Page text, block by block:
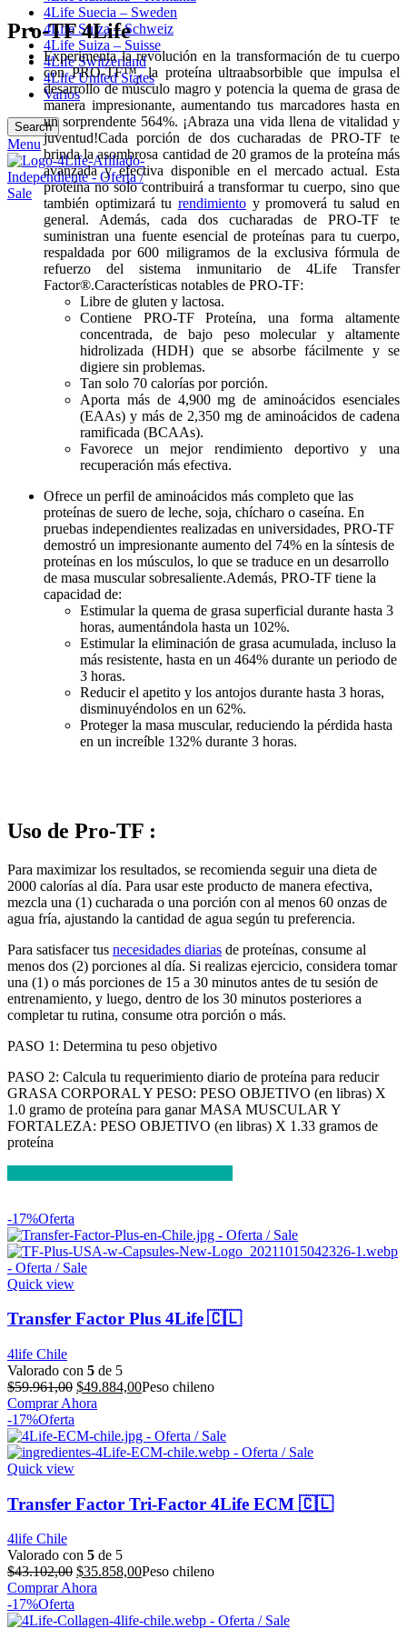
4Life Suecia – Sweden
4Life Suiza – Schweiz
4Life Suiza – Suisse
4Life Switzerland
4Life United States
Varios
Search
Menu
Pro-TF 4Life
Experimenta la revolución en la transformación de tu cuerpo
con PRO-TF™, la proteína ultraabsorbible que impulsa el
desarrollo de músculo magro y potencia la quema de grasa de
manera impresionante, aumentando tus marcadores hasta en
un sorprendente 564%. ¡Abraza una vida llena de vitalidad y
juventud!Cada porción de dos cucharadas de PRO-TF te
brinda la asombrosa cantidad de 20 gramos de la proteína más
avanzada y efectiva disponible en el mercado actual. Esta
proteína no solo contribuirá a transformar tu cuerpo, sino que
también optimizará tu rendimientoy promoverá tu salud en
general. Además, cada dos cucharadas de PRO-TF te
suministran una fuente esencial de proteínas para tu cuerpo,
respaldada por 600 miligramos de la exclusiva fórmula de
refuerzo del sistema inmunitario de 4Life Transfer
Factor®.Características notables de PRO-TF:
Libre de gluten y lactosa.
Contiene PRO-TF Proteína, una forma altamente
concentrada, de bajo peso molecular y altamente
hidrolizada (HDH) que se absorbe fácilmente y se
digiere sin problemas.
Tan solo 70 calorías por porción.
Aporta más de 4,900 mg de aminoácidos esenciales
(EAAs) y más de 2,350 mg de aminoácidos de cadena
ramificada (BCAAs).
Favorece un mejor rendimiento deportivo y una
recuperación más efectiva.
Ofrece un perfil de aminoácidos más completo que las
proteínas de suero de leche, soja, chícharo o caseína. En
pruebas independientes realizadas en universidades, PRO-TF
demostró un impresionante aumento del 74% en la síntesis de
proteínas en los músculos, lo que se traduce en un desarrollo
de masa muscular sobresaliente.Además, PRO-TF tiene la
capacidad de:
Estimular la quema de grasa superficial durante hasta 3
horas, aumentándola hasta un 102%.
Estimular la eliminación de grasa acumulada, incluso la
más resistente, hasta en un 464% durante un periodo de
3 horas.
Reducir el apetito y los antojos durante hasta 3 horas,
disminuyéndolos en un 62%.
Proteger la masa muscular, reduciendo la pérdida hasta
en un increíble 132% durante 3 horas.
Uso de Pro-TF :
Para maximizar los resultados, se recomienda seguir una dieta de
2000 calorías al día. Para usar este producto de manera efectiva,
mezcla una (1) cucharada o una porción con al menos 60 onzas de
agua fría, ajustando la cantidad de agua según tu preferencia.
Para satisfacer tus necesidades diarias de proteínas, consume al
menos dos (2) porciones al día. Si realizas ejercicio, considera tomar
una (1) o más porciones de 15 a 30 minutos antes de tu sesión de
entrenamiento, y luego, dentro de los 30 minutos posteriores a
completar tu rutina, consume otra porción o más.
PASO 1: Determina tu peso objetivo
PASO 2: Calcula tu requerimiento diario de proteína para reducir
GRASA CORPORAL Y PESO: PESO OBJETIVO (en libras) X
1.0 gramo de proteína para ganar MASA MUSCULAR Y
FORTALEZA: PESO OBJETIVO (en libras) X 1.33 gramos de
proteína
-17%Oferta
Quick view
Transfer Factor Plus 4Life 🇨🇱
4life Chile
Valorado con 5 de 5
$59.961,00 El
precio
era:
$59.961,00.
$49.884,00El
es:
$49.884,00.
Peso chileno
Comprar Ahora
-17%Oferta
Quick view
Transfer Factor Tri-Factor 4Life ECM 🇨🇱
4life Chile
Valorado con 5 de 5
$43.102,00 El
precio
era:
$35.858,00El
es:
Peso chileno
Comprar Ahora
-17%Oferta